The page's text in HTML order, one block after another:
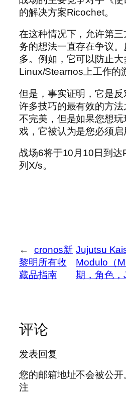
的解决方案Ricochet。
在这种情况下，允许第
务的想法一直存在争议
多。例如，它可以防止
Linux/Steamos上工作的
但是，事实证明，它是
许多技巧的最有效的方
不完美，但是如果您想
戏，它被认为是您必须启
战场6将于10月10日到
列X/s。
←
cronos新
黎明所有收
藏品指南
Jujutsu
Modulo（
期，角色
评论
发表回复
您的邮箱地址不会被公开
注